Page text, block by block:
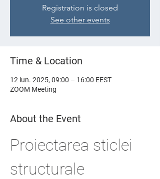
Registration is closed
See other events
Time & Location
12 iun. 2025, 09:00 – 16:00 EEST
ZOOM Meeting
About the Event
Proiectarea sticlei
structurale